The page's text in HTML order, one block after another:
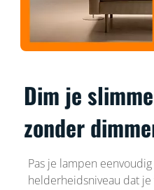
Dim je
zonder
Pas je lampen
helderheidsniveau dat